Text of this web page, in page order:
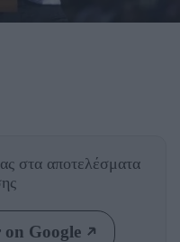
στα αποτελέσματα
Google